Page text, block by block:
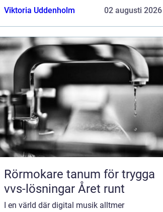
finner man Blue Desert Music, en skivaffär
Viktoria Uddenholm 02 augusti 2026
Rörmokare tanum för trygga
vvs-lösningar Året runt
I en värld där digital musik alltmer